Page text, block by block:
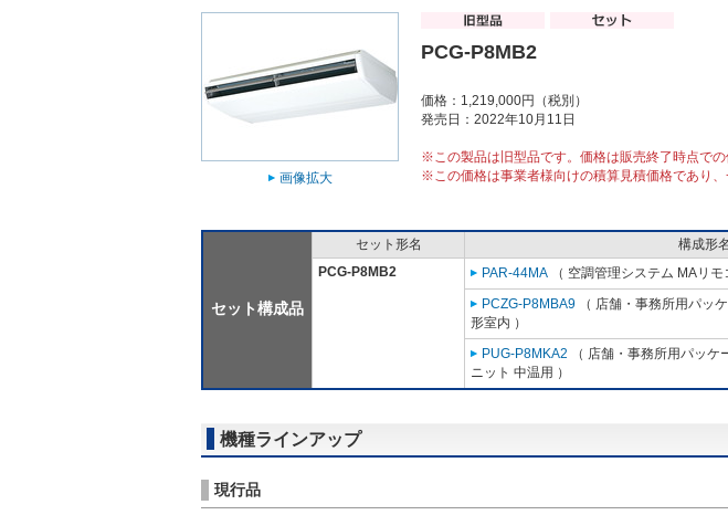
画像拡大
PCG-P8MB2
価格：1,219,000円（税別）
発売日：2022年10月11日
※この製品は旧型品です。価格は販売終了時点での
※この価格は事業者様向けの積算見積価格であり
セット構成品
セット形名 構成形名
PCG-P8MB2
PAR-44MA （ 空調管理システム MAリモ
PCZG-P8MBA9 （ 店舗・事務所用パッ
形室内 ）
PUG-P8MKA2 （ 店舗・事務所用パッケ
ニット 中温用 ）
機種ラインアップ
現行品